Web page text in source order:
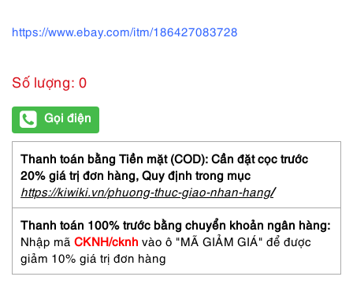
https://www.ebay.com/itm/186427083728
Số lượng: 0
Gọi điện
Thanh toán bằng Tiền mặt (COD): Cần đặt cọc trước
20% giá trị đơn hàng, Quy định trong mục
https://kiwiki.vn/phuong-thuc-giao-nhan-hang/
Thanh toán 100% trước bằng chuyển khoản ngân hàng:
Nhập mã CKNH/cknh vào ô "MÃ GIẢM GIÁ" để được
giảm 10% giá trị đơn hàng